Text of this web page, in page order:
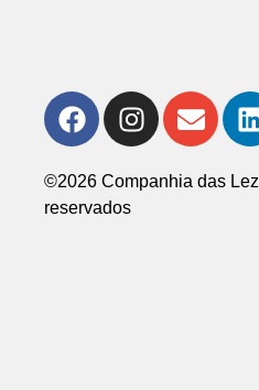
©2026 Companhia das
reservados